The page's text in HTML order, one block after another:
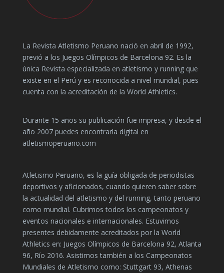
La Revista Atletismo Peruano nació en abril de 1992,
previó a los Juegos Olímpicos de Barcelona 92. Es la
única Revista especializada en atletismo y running que
existe en el Perú y es reconocida a nivel mundial, pues
cuenta con la acreditación de la World Athletics.
Durante 15 años su publicación fue impresa, y desde el
año 2007 puedes encontrarla digital en
atletismoperuano.com
Atletismo Peruano, es la guía obligada de periodistas
deportivos y aficionados, cuando quieren saber sobre
la actualidad del atletismo y del running, tanto peruano
como mundial. Cubrimos todos los campeonatos y
eventos nacionales e internacionales. Estuvimos
presentes debidamente acreditados por la World
Athletics en: Juegos Olímpicos de Barcelona 92, Atlanta
96, Río 2016. Asistimos también a los Campeonatos
Mundiales de Atletismo como: Stuttgart 93, Athenas